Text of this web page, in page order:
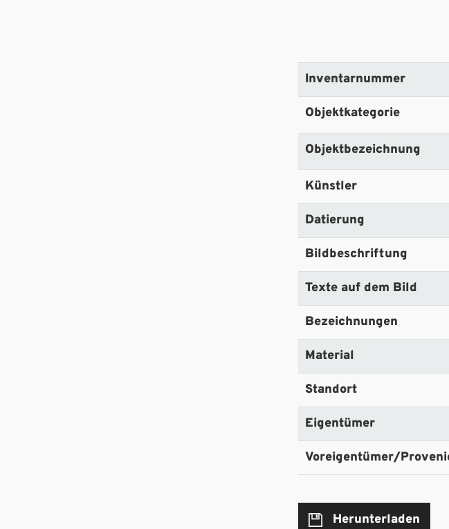
Inventarnummer
Objektkategorie
Objektbezeichnung
Künstler
Datierung
Bildbeschriftung
Texte auf dem Bild
Bezeichnungen
Material
Standort
Eigentümer
Voreigentümer/
Herunterladen